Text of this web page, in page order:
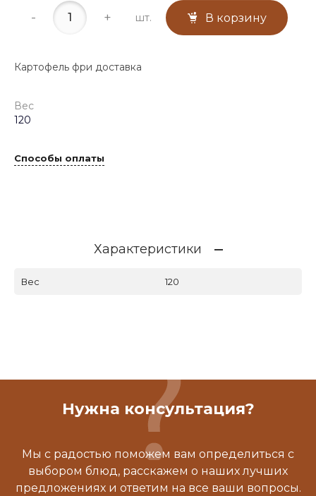
- + шт. В корзину
Картофель фри доставка
Вес
120
Способы оплаты
Характеристики
Вес 120
Нужна консультация?
Мы с радостью поможем вам определиться с
выбором блюд, расскажем о наших лучших
предложениях и ответим на все ваши вопросы.